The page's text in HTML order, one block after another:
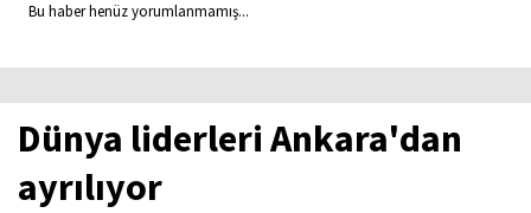
Bu haber henüz yorumlanmamış...
Dünya liderleri Ankara'dan
ayrılıyor